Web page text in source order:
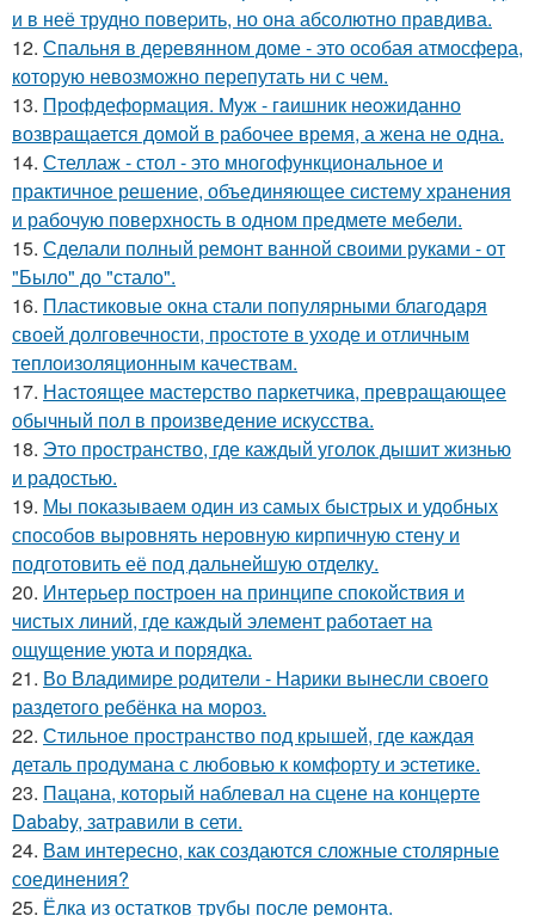
и в неё трудно повеpить, но она абсолютно прaвдива.
12. Спальня в деревянном доме - это особая атмосфера,
которую невозможно перепутать ни с чем.
13. Профдеформация. Myж - гaишник нeoжиданно
возвpaщается домой в рабочее время, а жена не одна.
14. Стеллаж - стол - это многофункциональное и
практичное решение, объединяющее систему хранения
и рабочую поверхность в одном предмете мебели.
15. Сделали полный ремонт ванной своими руками - от
"Было" до "стало".
16. Пластиковые окна стали популярными благодаря
своей долговечности, простоте в уходе и отличным
теплоизоляционным качествам.
17. Настоящее мастерство паркетчика, превращающее
обычный пол в произведение искусства.
18. Это пространство, где каждый уголок дышит жизнью
и радостью.
19. Мы показываем один из самых быстрых и удобных
способов выровнять неровную кирпичную стену и
подготовить её под дальнейшую отделку.
20. Интерьер построен на принципе спокойствия и
чистых линий, где каждый элемент работает на
ощущение уюта и порядка.
21. Во Владимире родители - Нарики вынесли своего
раздетого ребёнка на мороз.
22. Стильное пространство под крышей, где каждая
деталь продумана с любовью к комфорту и эстетике.
23. Пацана, который наблевал на сцене на концерте
Dababy, затравили в сети.
24. Вам интересно, как создаются сложные столярные
соединения?
25. Ёлка из остатков трубы после ремонта.